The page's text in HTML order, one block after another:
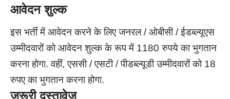
आवेदन शुल्क
इस भर्ती में आवेदन करने के लिए जनरल / ओबीसी / ईडब्ल्यूएस
उम्मीदवारों को आवेदन शुल्क के रूप में 1180 रुपये का भुगतान
करना होगा. वहीं, एससी / एसटी / पीडब्ल्यूडी उम्मीदवारों को 18
रुपए का भुगतान करना होगा.
जरूरी दस्तावेज